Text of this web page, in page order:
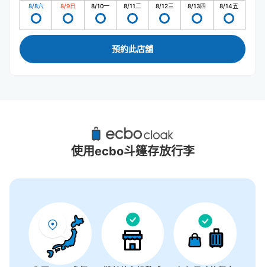
8/8六 8/9日 8/10一 8/11二 8/12三 8/13四 8/14五
預約此店舖
白色戀人公園附近推薦的寄物櫃
0個投幣式置物櫃
使用ecbo斗篷存放行李